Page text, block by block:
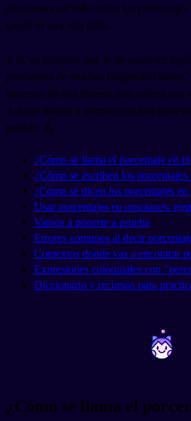
absolutamente todo sobre los
quede ni una sola duda.
Y sí, ya sabemos que lo de aprender
pendientes de muchos
hacemos de una manera más amena nos
Así que vamos a intentar que esta guía
posible. 💪
¿Cómo se llama el porcentaje en
¿Cómo se escriben los porcentajes
¿Cómo se dicen los porcentajes en
Usar porcentajes en oraciones:
Vamos a ponerte a prueba
Errores comunes al decir
Contextos donde vas a encontrar
Expresiones coloquiales con
Diccionario y recursos para
~ ~
¿Cómo se llama el